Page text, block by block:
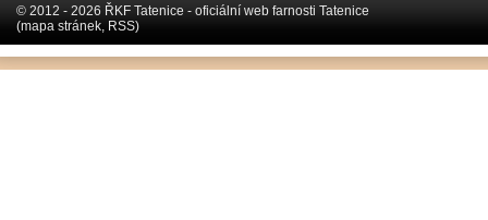
© 2012 - 2026 ŘKF Tatenice - oficiální web farnosti Tatenice
(mapa stránek, RSS)